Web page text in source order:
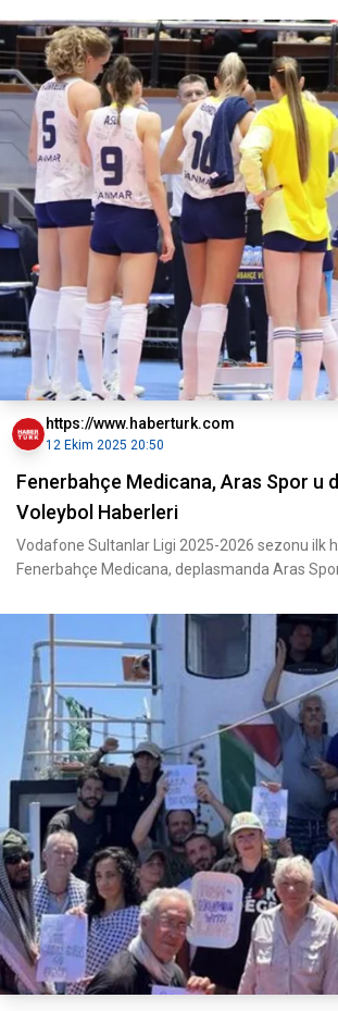
https://www.haberturk.com
12 Ekim 2025 20:50
Fenerbahçe Medicana, Aras Spor u
Voleybol Haberleri
Vodafone Sultanlar Ligi 2025-2026 sezonu ilk
Fenerbahçe Medicana, deplasmanda Aras